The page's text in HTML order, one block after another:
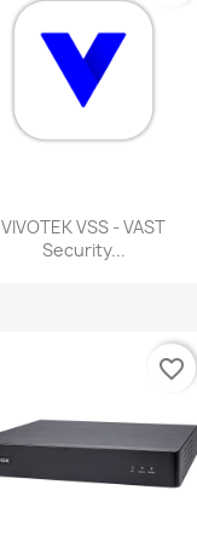
Vista rápida
VIVOTEK VSS - VAST
Security...
favorite_border